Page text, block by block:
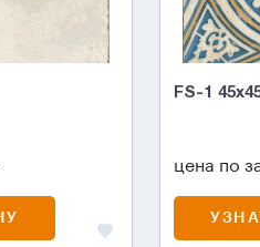
FS-1
цена по